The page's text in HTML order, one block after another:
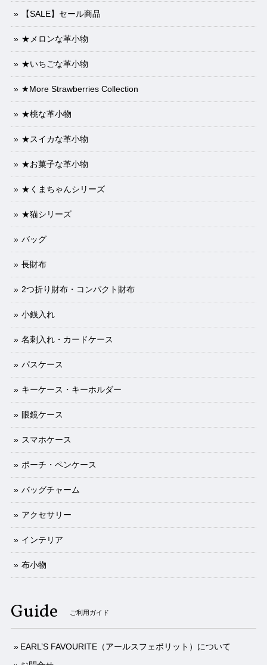
【SALE】セール商品
★メロンな革小物
★いちごな革小物
★More Strawberries Collection
★桃な革小物
★スイカな革小物
★お菓子な革小物
★くまちゃんシリーズ
★猫シリーズ
バッグ
長財布
2つ折り財布・コンパクト財布
小銭入れ
名刺入れ・カードケース
パスケース
キーケース・キーホルダー
眼鏡ケース
スマホケース
ポーチ・ペンケース
バッグチャーム
アクセサリー
インテリア
布小物
Guide ご利用ガイド
EARL’S FAVOURITE（アールスフェボリット）について